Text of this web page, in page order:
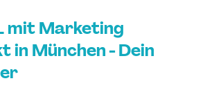
mit Marketing
in München - Dein